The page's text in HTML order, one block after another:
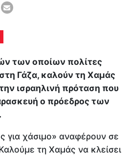
των οποίων πολίτες
Γάζα, καλούν τη Χαμάς
ισραηλινή πρόταση που
ο πρόεδρος των
για χάσιμο» αναφέρουν σε
τη Χαμάς να κλείσει